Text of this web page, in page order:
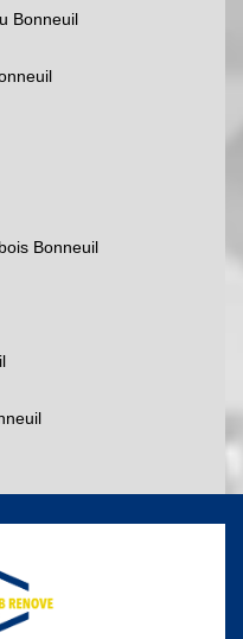
Bonneuil
Bonneuil